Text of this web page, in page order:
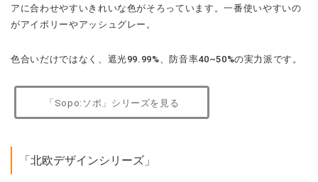
アに合わせやすいきれいな色がそろっています。一番使いやすいの
がアイボリーやアッシュグレー。
色合いだけではなく、遮光99.99%、防音率40~50%の実力派です。
「Sopo:ソポ」シリーズを見る
「北欧デザインシリーズ」